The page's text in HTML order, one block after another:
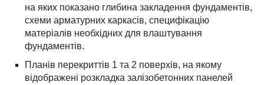
на яких показано глибина закладення фундаментів,
схеми арматурних каркасів, специфікацію
матеріалів необхідних для влаштування
фундаментів.
Планів перекриттів 1 та 2 поверхів, на якому
відображені розкладка залізобетонних панелей